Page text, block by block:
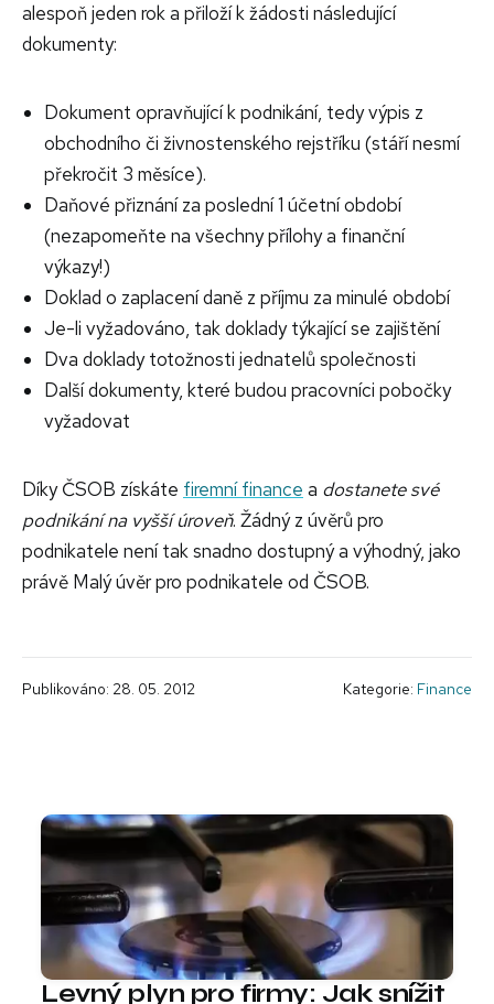
alespoň jeden rok a přiloží k žádosti následující
dokumenty:
Dokument opravňující k podnikání, tedy výpis z
obchodního či živnostenského rejstříku (stáří nesmí
překročit 3 měsíce).
Daňové přiznání za poslední 1 účetní období
(nezapomeňte na všechny přílohy a finanční
výkazy!)
Doklad o zaplacení daně z příjmu za minulé období
Je-li vyžadováno, tak doklady týkající se zajištění
Dva doklady totožnosti jednatelů společnosti
Další dokumenty, které budou pracovníci pobočky
vyžadovat
Díky ČSOB získáte firemní finance a dostanete své
podnikání na vyšší úroveň. Žádný z úvěrů pro
podnikatele není tak snadno dostupný a výhodný, jako
právě Malý úvěr pro podnikatele od ČSOB.
Publikováno: 28. 05. 2012 Kategorie: Finance
Levný plyn pro firmy: Jak snížit